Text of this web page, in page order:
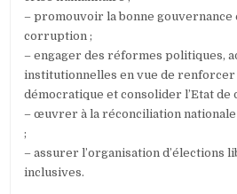
– promouvoir la bonne gouvernance
corruption ;
– engager des réformes politiques,
institutionnelles en vue de renforcer
démocratique et consolider l’Etat de
– œuvrer à la réconciliation nationale
;
– assurer l’organisation d’élections
inclusives.